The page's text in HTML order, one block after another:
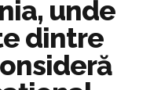
unde
dintre